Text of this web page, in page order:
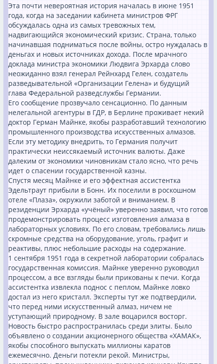
Эта почти невероятная история началась в июне 1951
года, когда на заседании кабинета министров ФРГ
обсуждалась одна из самых тревожных тем,
надвигающийся экономический кризис. Страна, только
начинавшая подниматься после войны, остро нуждалась в
деньгах и новых источниках дохода. После мрачного
доклада министра экономики Людвига Эрхарда слово
неожиданно взял генерал Рейнхард Гелен, создатель
разведывательной «Организации Гелена» и будущий
глава Федеральной разведслужбы Германии.
Его сообщение прозвучало сенсационно. По данным
нелегальной агентуры в ГДР, в Берлине проживает некий
доктор Герман Майнке, якобы разработавший технологию
промышленного производства искусственных алмазов.
Если эту методику внедрить, то Германия получит
практически неиссякаемый источник валюты. Даже
далеким от экономики чиновникам стало ясно, что речь
идет о спасении государственной казны.
Спустя месяц Майнке и его эффектная ассистентка
Эдельтраут прибыли в Бонн. Их поселили в роскошном
отеле «Плаза», окружили заботой и вниманием. В
резиденции Эрхарда «учёный» уверенно заявил, что готов
продемонстрировать процесс изготовления алмаза в
лабораторных условиях. По его словам, требовались лишь
скромные средства на оборудование, уголь, графит и
реактивы, плюс небольшие расходы на содержание.
1 сентября 1951 года в секретной лаборатории собралась
государственная комиссия. Майнке уверенно руководил
процессом, а все взгляды были прикованы к печи. Когда
ассистентка извлекла поднос с пеплом, Майнке ловко
достал из него кристалл. Эксперты тут же подтвердили,
что перед ними искусственный алмаз, ничем не
уступающий природному. В зале воцарился восторг.
Новость быстро распространилась среди элиты. Было
объявлено о создании акционерного общества «ХАМАК»,
якобы способного выпускать миллионы каратов
ежемесячно. Деньги потекли рекой. Министры,